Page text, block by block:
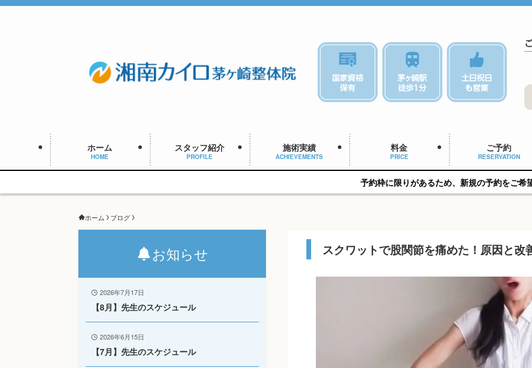
ホーム
HOME
スタッフ紹介
PROFILE
施術実績
ACHIEVEMENTS
料金
PRICE
ご予約
RESERVATION
予約枠に限りがあるため、新規の予約をご希望の方はお早め
ホーム ブログ
スクワットで股関節を痛めた！原因と改
お知らせ
2026年7月17日
【8月】先生のスケジュール
2026年6月15日
【7月】先生のスケジュール